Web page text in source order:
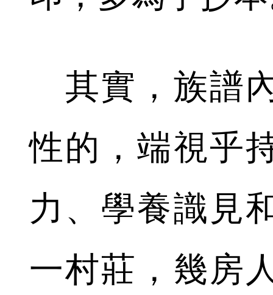
其實，族譜
性的，端視乎
力、學養識見
一村莊，幾房